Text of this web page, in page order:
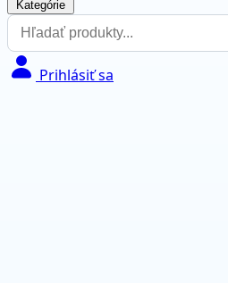
Kategórie
Prihlásiť sa